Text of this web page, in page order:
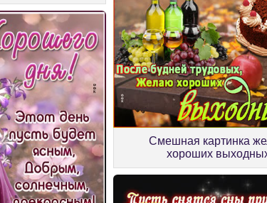
Смешная картинка
хороших